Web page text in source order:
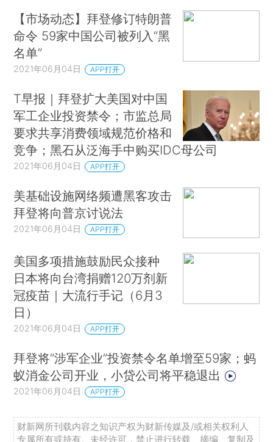
【市场动态】拜登修订特朗普
命令 59家中国公司被列入“黑
名单”
2021年06月04日 APP打开
T早报｜拜登扩大美国对中国
军工企业投资禁令；市监总局
要求共享消费领域规范价格和
竞争；黑石从泛海手中购买IDC母公司
2021年06月04日 APP打开
美基础设施网络频遭黑客攻击
拜登将向普京讨说法
2021年06月04日 APP打开
美国多项措施鼓励民众接种
日本将向台湾捐赠120万剂新
冠疫苗｜大流行手记（6月3
日）
2021年06月04日 APP打开
拜登将“涉军企业”投资禁令名单增至59家；蚂
蚁消金公司开业，小贷公司将平稳退出
2021年06月04日 APP打开
财新网所刊载内容之知识产权为财新传媒及/或相关权利人
专属所有或持有。未经许可，禁止进行转载、摘编、复制及